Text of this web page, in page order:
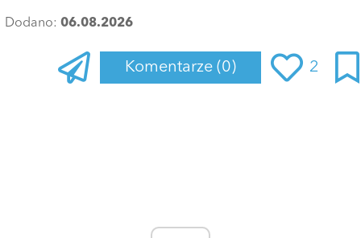
Dodano: 06.08.2026
Komentarze (0) 2